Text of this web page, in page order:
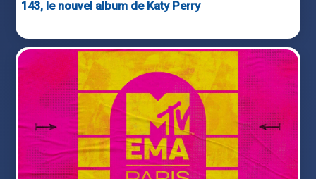
143, le nouvel album de Katy Perry